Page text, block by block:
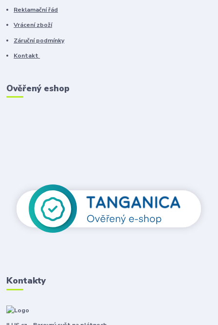
Reklamační řád
Vrácení zboží
Záruční podmínky
Kontakt
Ověřený eshop
Kontakty